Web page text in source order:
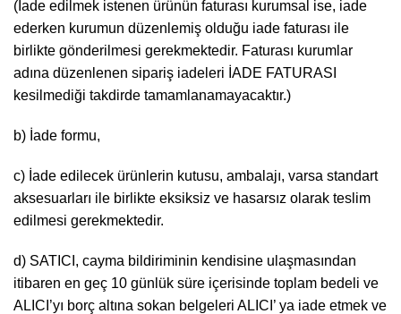
(İade edilmek istenen ürünün faturası kurumsal ise, iade
ederken kurumun düzenlemiş olduğu iade faturası ile
birlikte gönderilmesi gerekmektedir. Faturası kurumlar
adına düzenlenen sipariş iadeleri İADE FATURASI
kesilmediği takdirde tamamlanamayacaktır.)
b) İade formu,
c) İade edilecek ürünlerin kutusu, ambalajı, varsa standart
aksesuarları ile birlikte eksiksiz ve hasarsız olarak teslim
edilmesi gerekmektedir.
d) SATICI, cayma bildiriminin kendisine ulaşmasından
itibaren en geç 10 günlük süre içerisinde toplam bedeli ve
ALICI’yı borç altına sokan belgeleri ALICI’ ya iade etmek ve